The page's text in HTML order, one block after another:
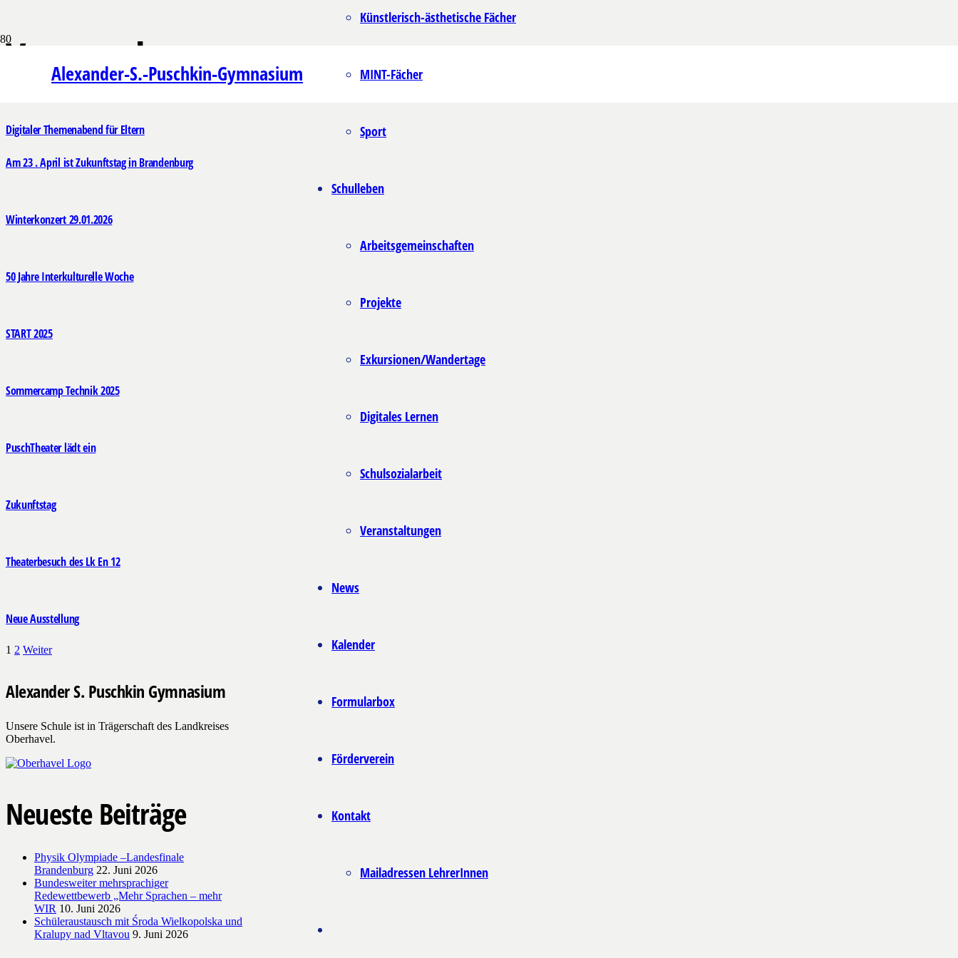
Alexander-S.-Puschkin-Gymnasium
Künstlerisch-ästhetische Fächer
MINT-Fächer
Sport
Schulleben
Arbeitsgemeinschaften
Projekte
Exkursionen/Wandertage
Digitales Lernen
Schulsozialarbeit
Veranstaltungen
News
Kalender
Formularbox
Förderverein
Kontakt
Mailadressen LehrerInnen
Veranstaltung
Digitaler Themenabend für Eltern
Am 23 . April ist Zukunftstag in Brandenburg
Winterkonzert 29.01.2026
50 Jahre Interkulturelle Woche
START 2025
Sommercamp Technik 2025
PuschTheater lädt ein
Zukunftstag
Theaterbesuch des Lk En 12
Neue Ausstellung
1 2 Weiter
Alexander S. Puschkin Gymnasium
Unsere Schule ist in Trägerschaft des Landkreises
Oberhavel.
Neueste Beiträge
Physik Olympiade –Landesfinale
Brandenburg 22. Juni 2026
Bundesweiter mehrsprachiger
Redewettbewerb „Mehr Sprachen – mehr
WIR 10. Juni 2026
Schüleraustausch mit Środa Wielkopolska und
Kralupy nad Vltavou 9. Juni 2026